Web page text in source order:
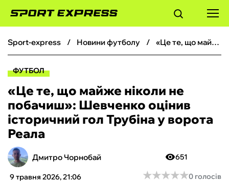
ФУТБОЛ
БОКС
ХОКЕЙ
ТЕНІС
sport-express новини футболу «Це те, що майже ніколи не побачиш»: Шевченко оцінив історичний гол Трубіна у ворота Реала
ФУТБОЛ
«Це те, що майже ніколи не
побачиш»: Шевченко оцінив
історичний гол Трубіна у ворота
Реала
Дмитро Чорнобай
9 травня 2026, 21:06
651
★★★★★
★★★★★0 голосів